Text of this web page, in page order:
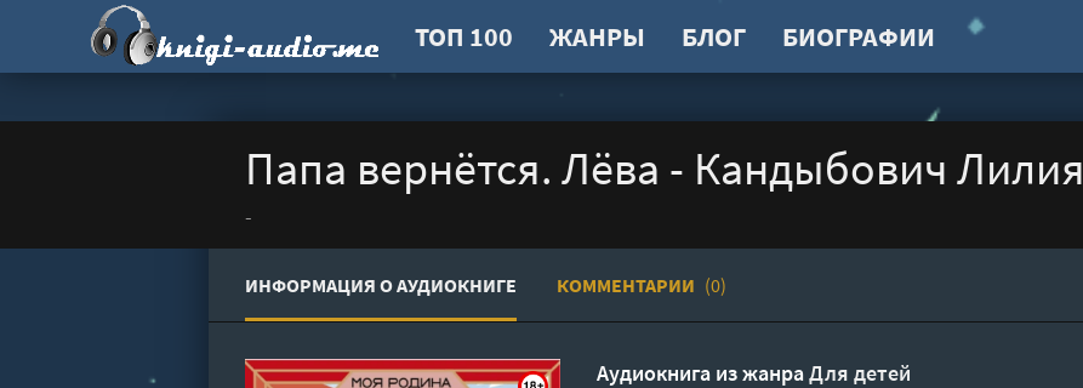
ТОП 100 ЖАНРЫ БЛОГ БИОГРАФИИ
Папа вернётся. Лёва - Кандыбович Лилия
-
ИНФОРМАЦИЯ О АУДИОКНИГЕ КОММЕНТАРИИ (0)
Аудиокнига из жанраДля детей